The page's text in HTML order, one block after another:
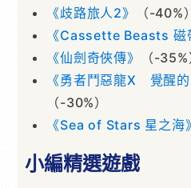
《歧路旅人2》
（-40%）
《Cassette Beasts 磁
《仙劍奇俠傳》
（-35%
《勇者鬥惡龍X 覺醒
（-30%）
《Sea of Stars 星之海》
小編精選遊戲